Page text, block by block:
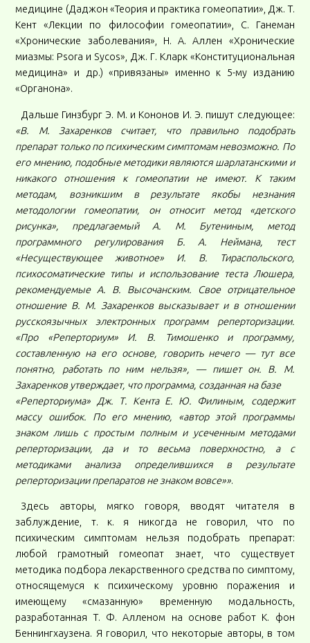
медицине (Даджон «Теория и практика гомеопатии», Дж. Т.
Кент «Лекции по философии гомеопатии», С. Ганеман
«Хронические заболевания», Н. А. Аллен «Хронические
миазмы: Psora и Sycos», Дж. Г. Кларк «Конституциональная
медицина» и др.) «привязаны» именно к 5-му изданию
«Органона».
Дальше Гинзбург Э. М. и Кононов И. Э. пишут следующее:
«В. М. Захаренков считает, что правильно подобрать
препарат только по психическим симптомам невозможно. По
его мнению, подобные методики являются шарлатанскими и
никакого отношения к гомеопатии не имеют. К таким
методам, возникшим в результате якобы незнания
методологии гомеопатии, он относит метод «детского
рисунка», предлагаемый А. М. Бутениным, метод
программного регулирования Б. А. Неймана, тест
«Несуществующее животное» И. В. Тираспольского,
психосоматические типы и использование теста Люшера,
рекомендуемые А. В. Высочанским. Свое отрицательное
отношение В. М. Захаренков высказывает и в отношении
русскоязычных электронных программ реперторизации.
«Про «Реперториум» И. В. Тимошенко и программу,
составленную на его основе, говорить нечего — тут все
понятно, работать по ним нельзя», — пишет он. В. М.
Захаренков утверждает, что программа, созданная на базе
«Реперториума» Дж. Т. Кента Е. Ю. Филиным, содержит
массу ошибок. По его мнению, «автор этой программы
знаком лишь с простым полным и усеченным методами
реперторизации, да и то весьма поверхностно, а с
методиками анализа определившихся в результате
реперторизации препаратов не знаком вовсе»».
Здесь авторы, мягко говоря, вводят читателя в
заблуждение, т. к. я никогда не говорил, что по
психическим симптомам нельзя подобрать препарат:
любой грамотный гомеопат знает, что существует
методика подбора лекарственного средства по симптому,
относящемуся к психическому уровню поражения и
имеющему «смазанную» временную модальность,
разработанная Т. Ф. Алленом на основе работ К. фон
Беннингхаузена. Я говорил, что некоторые авторы, в том